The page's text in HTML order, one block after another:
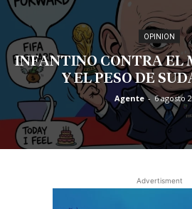
OPINION
INFANTINO CONTRA EL
Y EL PESO DE
Agente - 6 agosto
Advertisment